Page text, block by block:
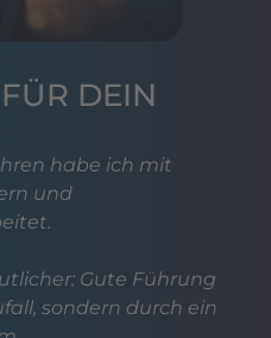
DEIN
habe ich mit
und
Gute Führung
sondern durch ein